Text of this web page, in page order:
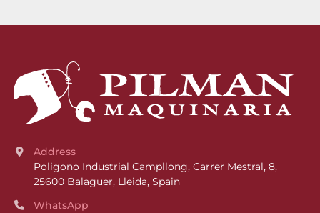
Address
Poligono Industrial Campllong, Carrer Mestral, 8,
25600 Balaguer, Lleida, Spain
WhatsApp